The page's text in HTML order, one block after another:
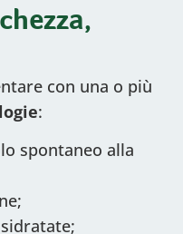
con una o più
:
spontaneo alla